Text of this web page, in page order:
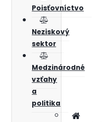
Poisťovníctvo
Neziskový
sektor
Medzinárodné
vzťahy
a
politika